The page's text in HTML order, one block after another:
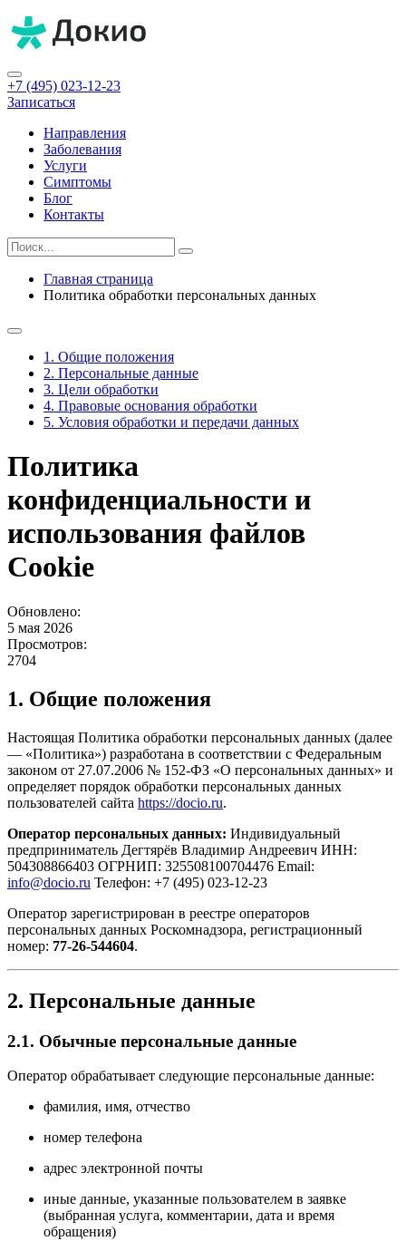
+7 (495) 023-12-23
Записаться
Направления
Заболевания
Услуги
Симптомы
Блог
Контакты
Главная страница
Политика обработки персональных данных
1. Общие положения
2. Персональные данные
3. Цели обработки
4. Правовые основания обработки
5. Условия обработки и передачи данных
Политика
конфиденциальности и
использования файлов
Cookie
Обновлено:
5 мая 2026
Просмотров:
2704
1. Общие положения
Настоящая Политика обработки персональных данных (далее
— «Политика») разработана в соответствии с Федеральным
законом от 27.07.2006 № 152-ФЗ «О персональных данных» и
определяет порядок обработки персональных данных
пользователей сайта https://docio.ru.
Оператор персональных данных: Индивидуальный
предприниматель Дегтярёв Владимир Андреевич ИНН:
504308866403 ОГРНИП: 325508100704476 Email:
info@docio.ru Телефон: +7 (495) 023-12-23
Оператор зарегистрирован в реестре операторов
персональных данных Роскомнадзора, регистрационный
номер: 77-26-544604.
2. Персональные данные
2.1. Обычные персональные данные
Оператор обрабатывает следующие персональные данные:
фамилия, имя, отчество
номер телефона
адрес электронной почты
иные данные, указанные пользователем в заявке
(выбранная услуга, комментарии, дата и время
обращения)